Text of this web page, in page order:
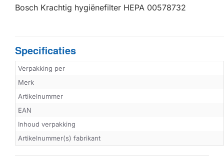
Bosch Krachtig hygiënefilter HEPA 00578732
Specificaties
Verpakking per
Merk
Artikelnummer
EAN
Inhoud verpakking
Artikelnummer(s) fabrikant